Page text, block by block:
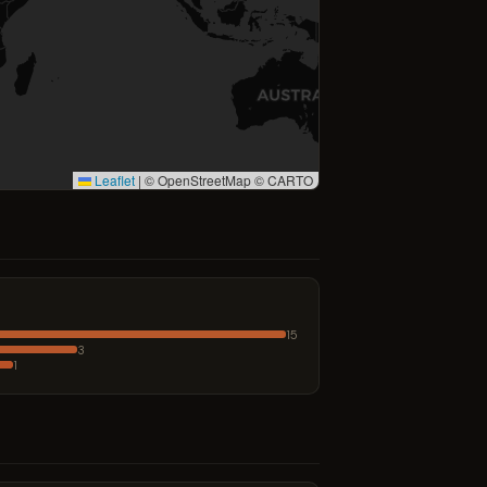
Leaflet | © OpenStreetMap © CARTO
15
3
1